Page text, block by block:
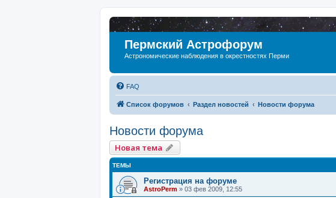
Пермский Астрофорум
Астрономические наблюдения в окрестностях Перми
FAQ
Список форумов Раздел новостей Новости форума
Новости форума
Новая тема
ТЕМЫ
Регистрация на форуме
AstroPerm » 03 фев 2009, 12:55